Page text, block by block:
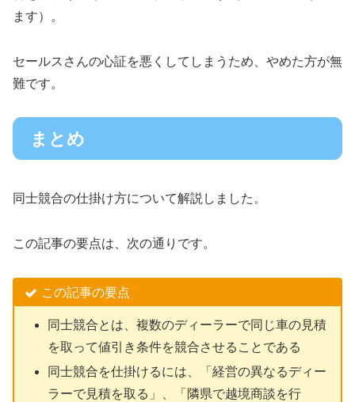
ます）。
セールスさんの心証を悪くしてしまうため、やめた方が無
難です。
まとめ
同士競合の仕掛け方について解説しました。
この記事の要点は、次の通りです。
この記事の要点
同士競合とは、複数のディーラーで同じ車の見積
を取って値引き条件を競合させることである
同士競合を仕掛けるには、「経営の異なるディー
ラーで見積を取る」、「隣県で越境商談を行